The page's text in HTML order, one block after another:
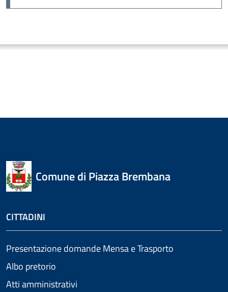
Comune di Piazza Brembana
CITTADINI
Presentazione domande Mensa e Trasporto
Albo pretorio
Atti amministrativi